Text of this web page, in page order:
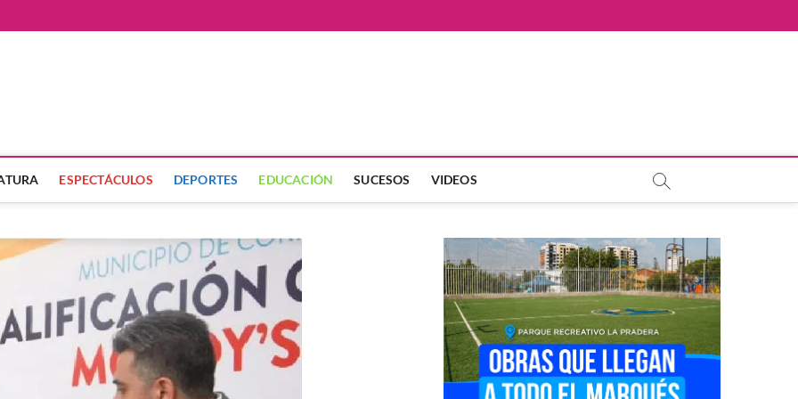
ESPECTÁCULOS DEPORTES EDUCACIÓN SUCESOS VIDEOS